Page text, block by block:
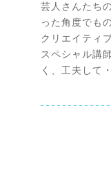
芸人さんたち
った角度でも
クリエイティ
スペシャル講
く、工夫して